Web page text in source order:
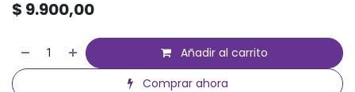
$ 9.900,00
Añadir al carrito
Comprar ahora